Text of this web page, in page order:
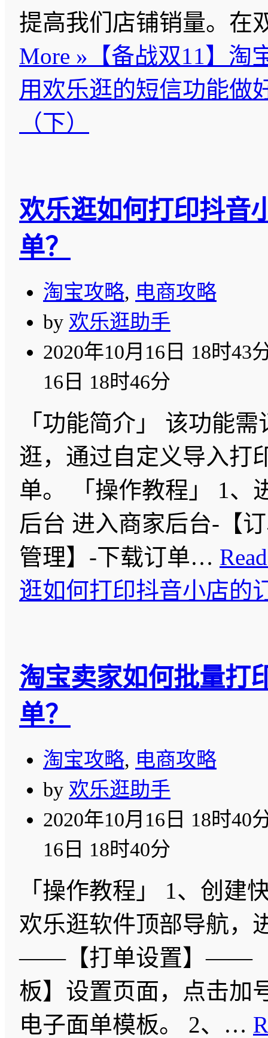
提高我们店铺销量。
More » 【备战双11】淘
用欢乐逛的短信功能做
（下）
欢乐逛如何打印抖音
单？
淘宝攻略, 电商攻略
by 欢乐逛助手
2020年10月16日 18时43
16日 18时46分
「功能简介」 该功能
逛，通过自定义导入打
单。 「操作教程」 1、
后台 进入商家后台-【
管理】-下载订单…
逛如何打印抖音小店的
淘宝卖家如何批量打
单？
淘宝攻略, 电商攻略
by 欢乐逛助手
2020年10月16日 18时40
16日 18时40分
「操作教程」 1、创建
欢乐逛软件顶部导航，
——【打单设置】——
板】设置页面，点击加
电子面单模板。 2、…